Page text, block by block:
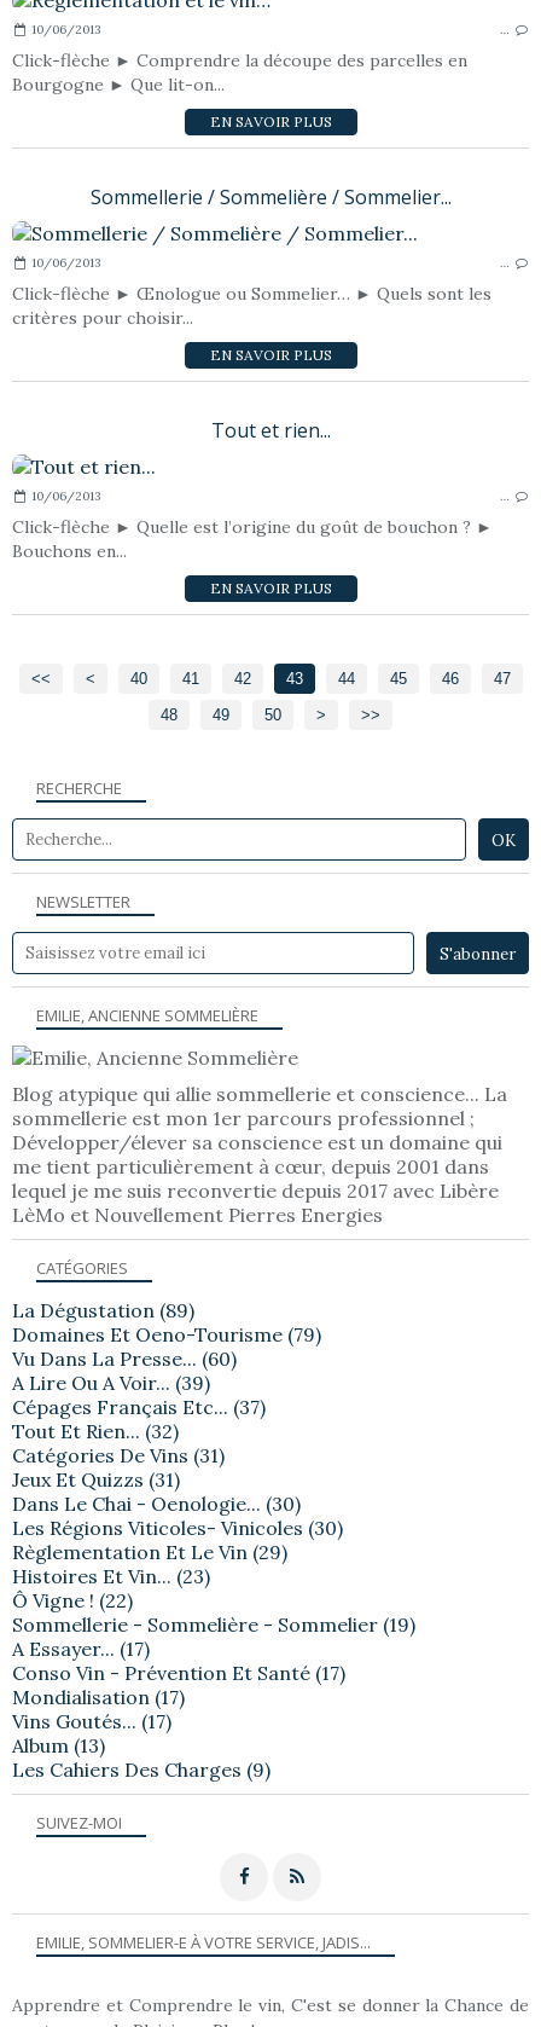
10/06/2013 …
Click-flèche ► Comprendre la découpe des parcelles en
Bourgogne ► Que lit-on...
EN SAVOIR PLUS
Sommellerie / Sommelière / Sommelier...
10/06/2013 …
Click-flèche ► Œnologue ou Sommelier… ► Quels sont les
critères pour choisir...
EN SAVOIR PLUS
Tout et rien...
10/06/2013 …
Click-flèche ► Quelle est l’origine du goût de bouchon ? ►
Bouchons en...
EN SAVOIR PLUS
<< < 10
20
30
40 41 42 43 44 45 46
47
48
49 50 60
> >>
NEWSLETTER
SUIVEZ-MOI
RECHERCHE
EMILIE, ANCIENNE SOMMELIÈRE
Blog atypique qui allie sommellerie et conscience... La
sommellerie est mon 1er parcours professionnel ;
Développer/élever sa conscience est un domaine qui
me tient particulièrement à cœur, depuis 2001 dans
lequel je me suis reconvertie depuis 2017 avec Libère
LèMo et Nouvellement Pierres Energies
CATÉGORIES
La Dégustation (89)
Domaines Et Oeno-Tourisme (79)
Vu Dans La Presse... (60)
A Lire Ou A Voir... (39)
Cépages Français Etc... (37)
Tout Et Rien... (32)
Catégories De Vins (31)
Jeux Et Quizzs (31)
Dans Le Chai - Oenologie... (30)
Les Régions Viticoles- Vinicoles (30)
Règlementation Et Le Vin (29)
Histoires Et Vin... (23)
Ô Vigne ! (22)
Sommellerie - Sommelière - Sommelier (19)
A Essayer... (17)
Conso Vin - Prévention Et Santé (17)
Mondialisation (17)
Vins Goutés... (17)
Album (13)
Les Cahiers Des Charges (9)
EMILIE, SOMMELIER-E À VOTRE SERVICE, JADIS...
Apprendre et Comprendre le vin, C'est se donner la Chance de